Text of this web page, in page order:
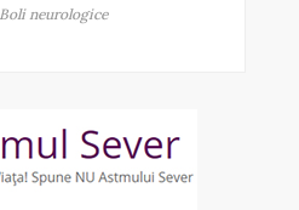
Boli neurologice